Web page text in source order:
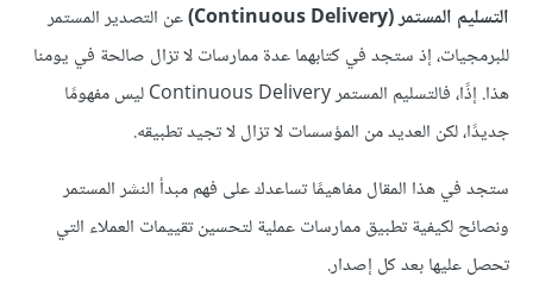
التسليم المستمر (Continuous Delivery)
عن التصدير المستمر
للبرمجيات، إذ ستجد في كتابهما عدة ممارسات لا تزال صالحة في يومنا
هذا. إذًا، فالتسليم المستمر Continuous Delivery ليس مفهومًا
جديدًا، لكن العديد من المؤسسات لا تزال لا تجيد تطبيقه.
ستجد في هذا المقال مفاهيمًا تساعدك على فهم مبدأ النشر المستمر
ونصائح لكيفية تطبيق ممارسات عملية لتحسين تقييمات العملاء التي
تحصل عليها بعد كل إصدار.